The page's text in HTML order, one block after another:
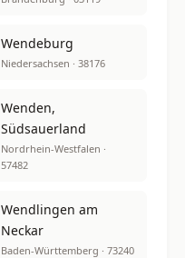
Wendeburg
Niedersachsen · 38176
Wenden,
Südsauerland
Nordrhein-Westfalen ·
57482
Wendlingen am
Neckar
Baden-Württemberg · 73240